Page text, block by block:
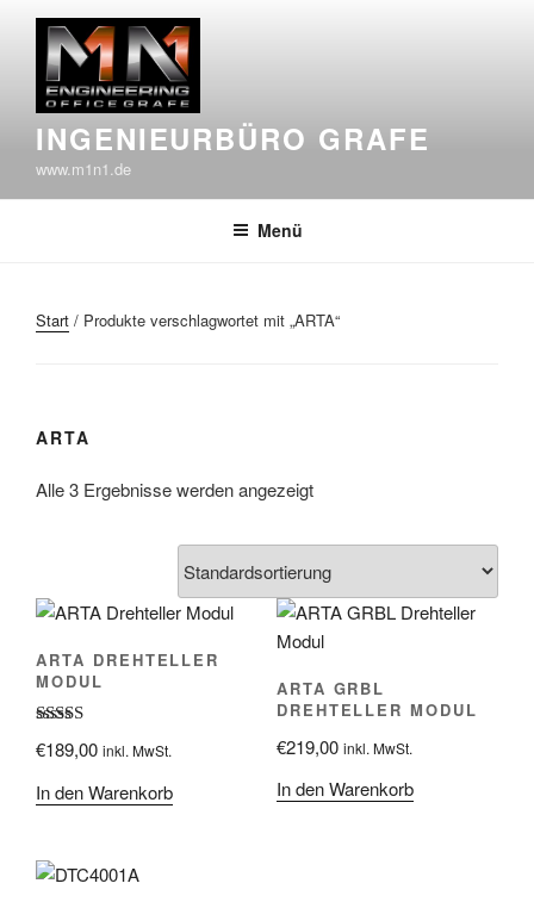
springen
INGENIEURBÜRO GRAFE
www.m1n1.de
Menü
Start / Produkte verschlagwortet mit „ARTA“
ARTA
Alle 3 Ergebnisse werden angezeigt
ARTA DREHTELLER
MODUL
Bewertet mit
5.00von 5
€189,00 inkl. MwSt.
In den Warenkorb
ARTA GRBL
DREHTELLER MODUL
€219,00 inkl. MwSt.
In den Warenkorb